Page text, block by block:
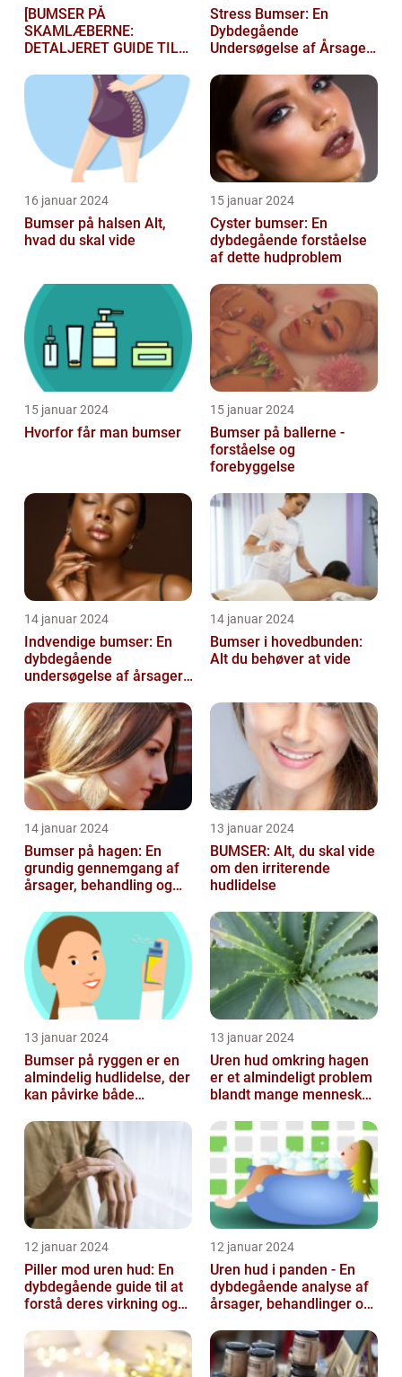
[BUMSER PÅ
SKAMLÆBERNE:
DETALJERET GUIDE TIL
BEHANDLING]
Stress Bumser: En
Dybdegående
Undersøgelse af Årsager,
Forebyggelse
16 januar 2024
Bumser på halsen Alt,
hvad du skal vide
15 januar 2024
Cyster bumser: En
dybdegående forståelse
af dette hudproblem
15 januar 2024
Hvorfor får man bumser
15 januar 2024
Bumser på ballerne -
forståelse og
forebyggelse
14 januar 2024
Indvendige bumser: En
dybdegående
undersøgelse af årsager,
forebyggelse
14 januar 2024
Bumser i hovedbunden:
Alt du behøver at vide
14 januar 2024
Bumser på hagen: En
grundig gennemgang af
årsager, behandling og
13 januar 2024
BUMSER: Alt, du skal vide
om den irriterende
hudlidelse
13 januar 2024
Bumser på ryggen er en
almindelig hudlidelse, der
kan påvirke både
13 januar 2024
Uren hud omkring hagen
er et almindeligt problem
blandt mange mennesker,
og...
12 januar 2024
Piller mod uren hud: En
dybdegående guide til at
forstå deres virkning og
12 januar 2024
Uren hud i panden - En
dybdegående analyse af
årsager, behandlinger og